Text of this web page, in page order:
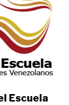
Escuela